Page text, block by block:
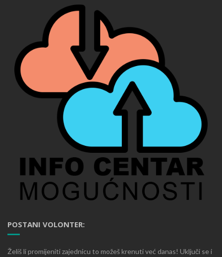
POSTANI VOLONTER:
Želiš li promijeniti zajednicu to možeš krenuti već danas! Uključi se i